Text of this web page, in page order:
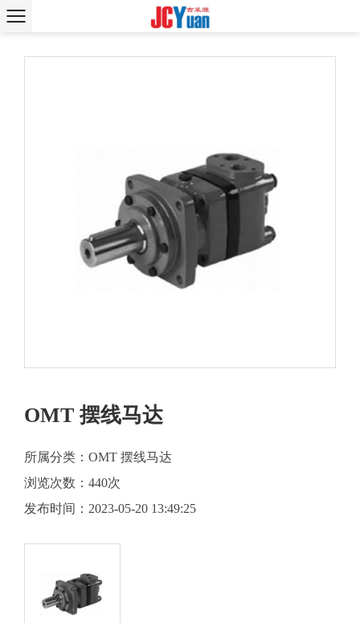
OMT 摆线马达
所属分类：OMT 摆线马达
浏览次数： 440次
发布时间：2023-05-20 13:49:25